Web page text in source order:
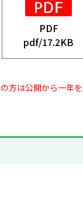
PDF
pdf/17.2KB
方は公開から一年